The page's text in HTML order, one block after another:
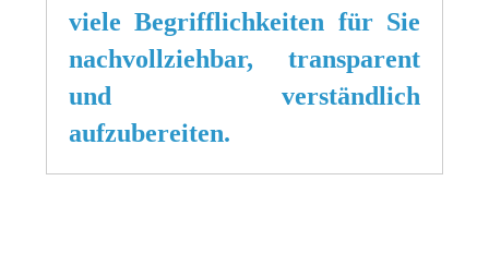
viele Begrifflichkeiten für Sie
nachvollziehbar, transparent
und verständlich
aufzubereiten.